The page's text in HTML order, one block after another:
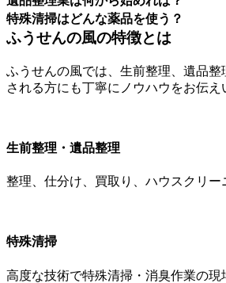
特殊清掃はどんな薬品を使う？
ふうせんの風の特徴とは
ふうせんの風では、生前整理、遺品
される方にも丁寧にノウハウをお伝え
生前整理・遺品整理
整理、仕分け、買取り、ハウスクリ
特殊清掃
高度な技術で特殊清掃・消臭作業の現